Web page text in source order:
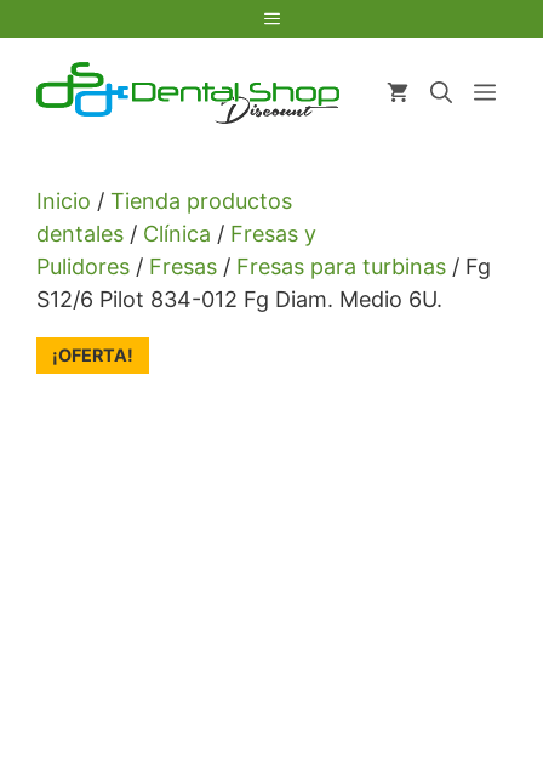
contenido
Menú
Inicio / Tienda productos
dentales / Clínica / Fresas y
Pulidores / Fresas / Fresas para turbinas / Fg
S12/6 Pilot 834-012 Fg Diam. Medio 6U.
¡OFERTA!